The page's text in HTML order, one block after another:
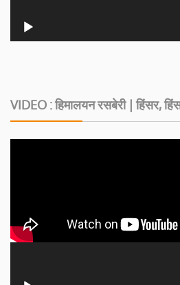
VIDEO : हिमालयन रसबेरी | हिंसर,